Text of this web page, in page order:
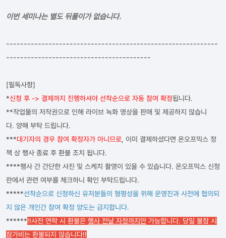
이번 세미나는 별도 뒤풀이가 없습니다.
------------------------------------------------------------
-----------------------------------------
[필독사항]
*신청 후 -> 결제까지 진행하셔야 선착순으로 자동 참여 확정됩니다.
**작업물의 저작권으로 인해 라이브 녹화 영상을 판매 및 제공하지 않습니
다. 양해 부탁 드립니다.
***대기자의 경우 참여 확정자가 아니므로 , 이미 결제하셨다면 온오프믹스 정
책 상 행사 종료 후 환불 조치 됩니다.
****행사 간 간단한 사진 및 스케치 촬영이 있을 수 있습니다. 온오프믹스 신청
란에서 관련 여부를 체크하니 확인 부탁드립니다.
*****선착순으로 신청하신 유저분들의 형평성을 위해 운영진과 사전에 협의되
지 않은 개인간 참여 확정 양도는 금지합니다.
******!!사전 연락 시 환불은 행사 전날 자정까지만 가능합니다. 당일 불참 시
참가비는 환불되지 않습니다!!